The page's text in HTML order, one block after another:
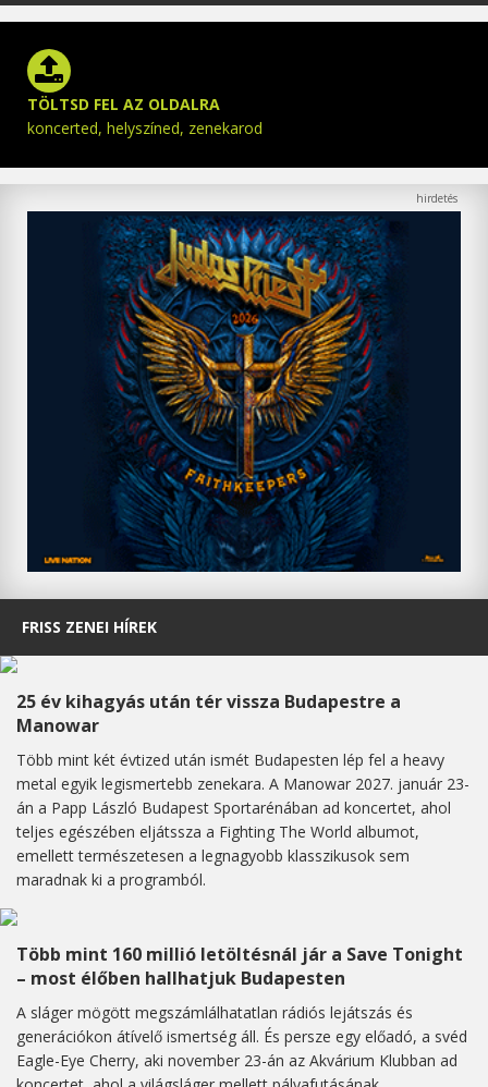
TÖLTSD FEL AZ OLDALRA
koncerted, helyszíned, zenekarod
FRISS ZENEI HÍREK
25 év kihagyás után tér vissza Budapestre a
Manowar
Több mint két évtized után ismét Budapesten lép fel a heavy
metal egyik legismertebb zenekara. A Manowar 2027. január 23-
án a Papp László Budapest Sportarénában ad koncertet, ahol
teljes egészében eljátssza a Fighting The World albumot,
emellett természetesen a legnagyobb klasszikusok sem
maradnak ki a programból.
Több mint 160 millió letöltésnál jár a Save Tonight
– most élőben hallhatjuk Budapesten
A sláger mögött megszámlálhatatlan rádiós lejátszás és
generációkon átívelő ismertség áll. És persze egy előadó, a svéd
Eagle-Eye Cherry, aki november 23-án az Akvárium Klubban ad